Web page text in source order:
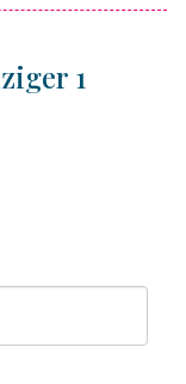
1